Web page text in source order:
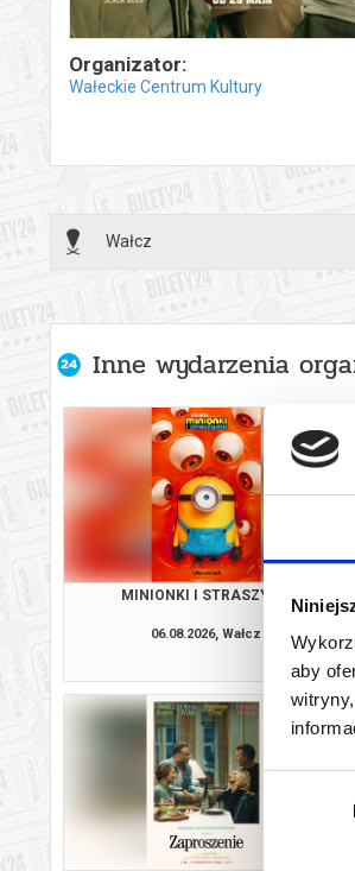
aby
Organizator:
Wałeckie Centrum Kultury
Wałcz
Inne wydarzenia
MINIONKI I STRASZYDŁA
06.08.2026, Wałcz
kup bilet